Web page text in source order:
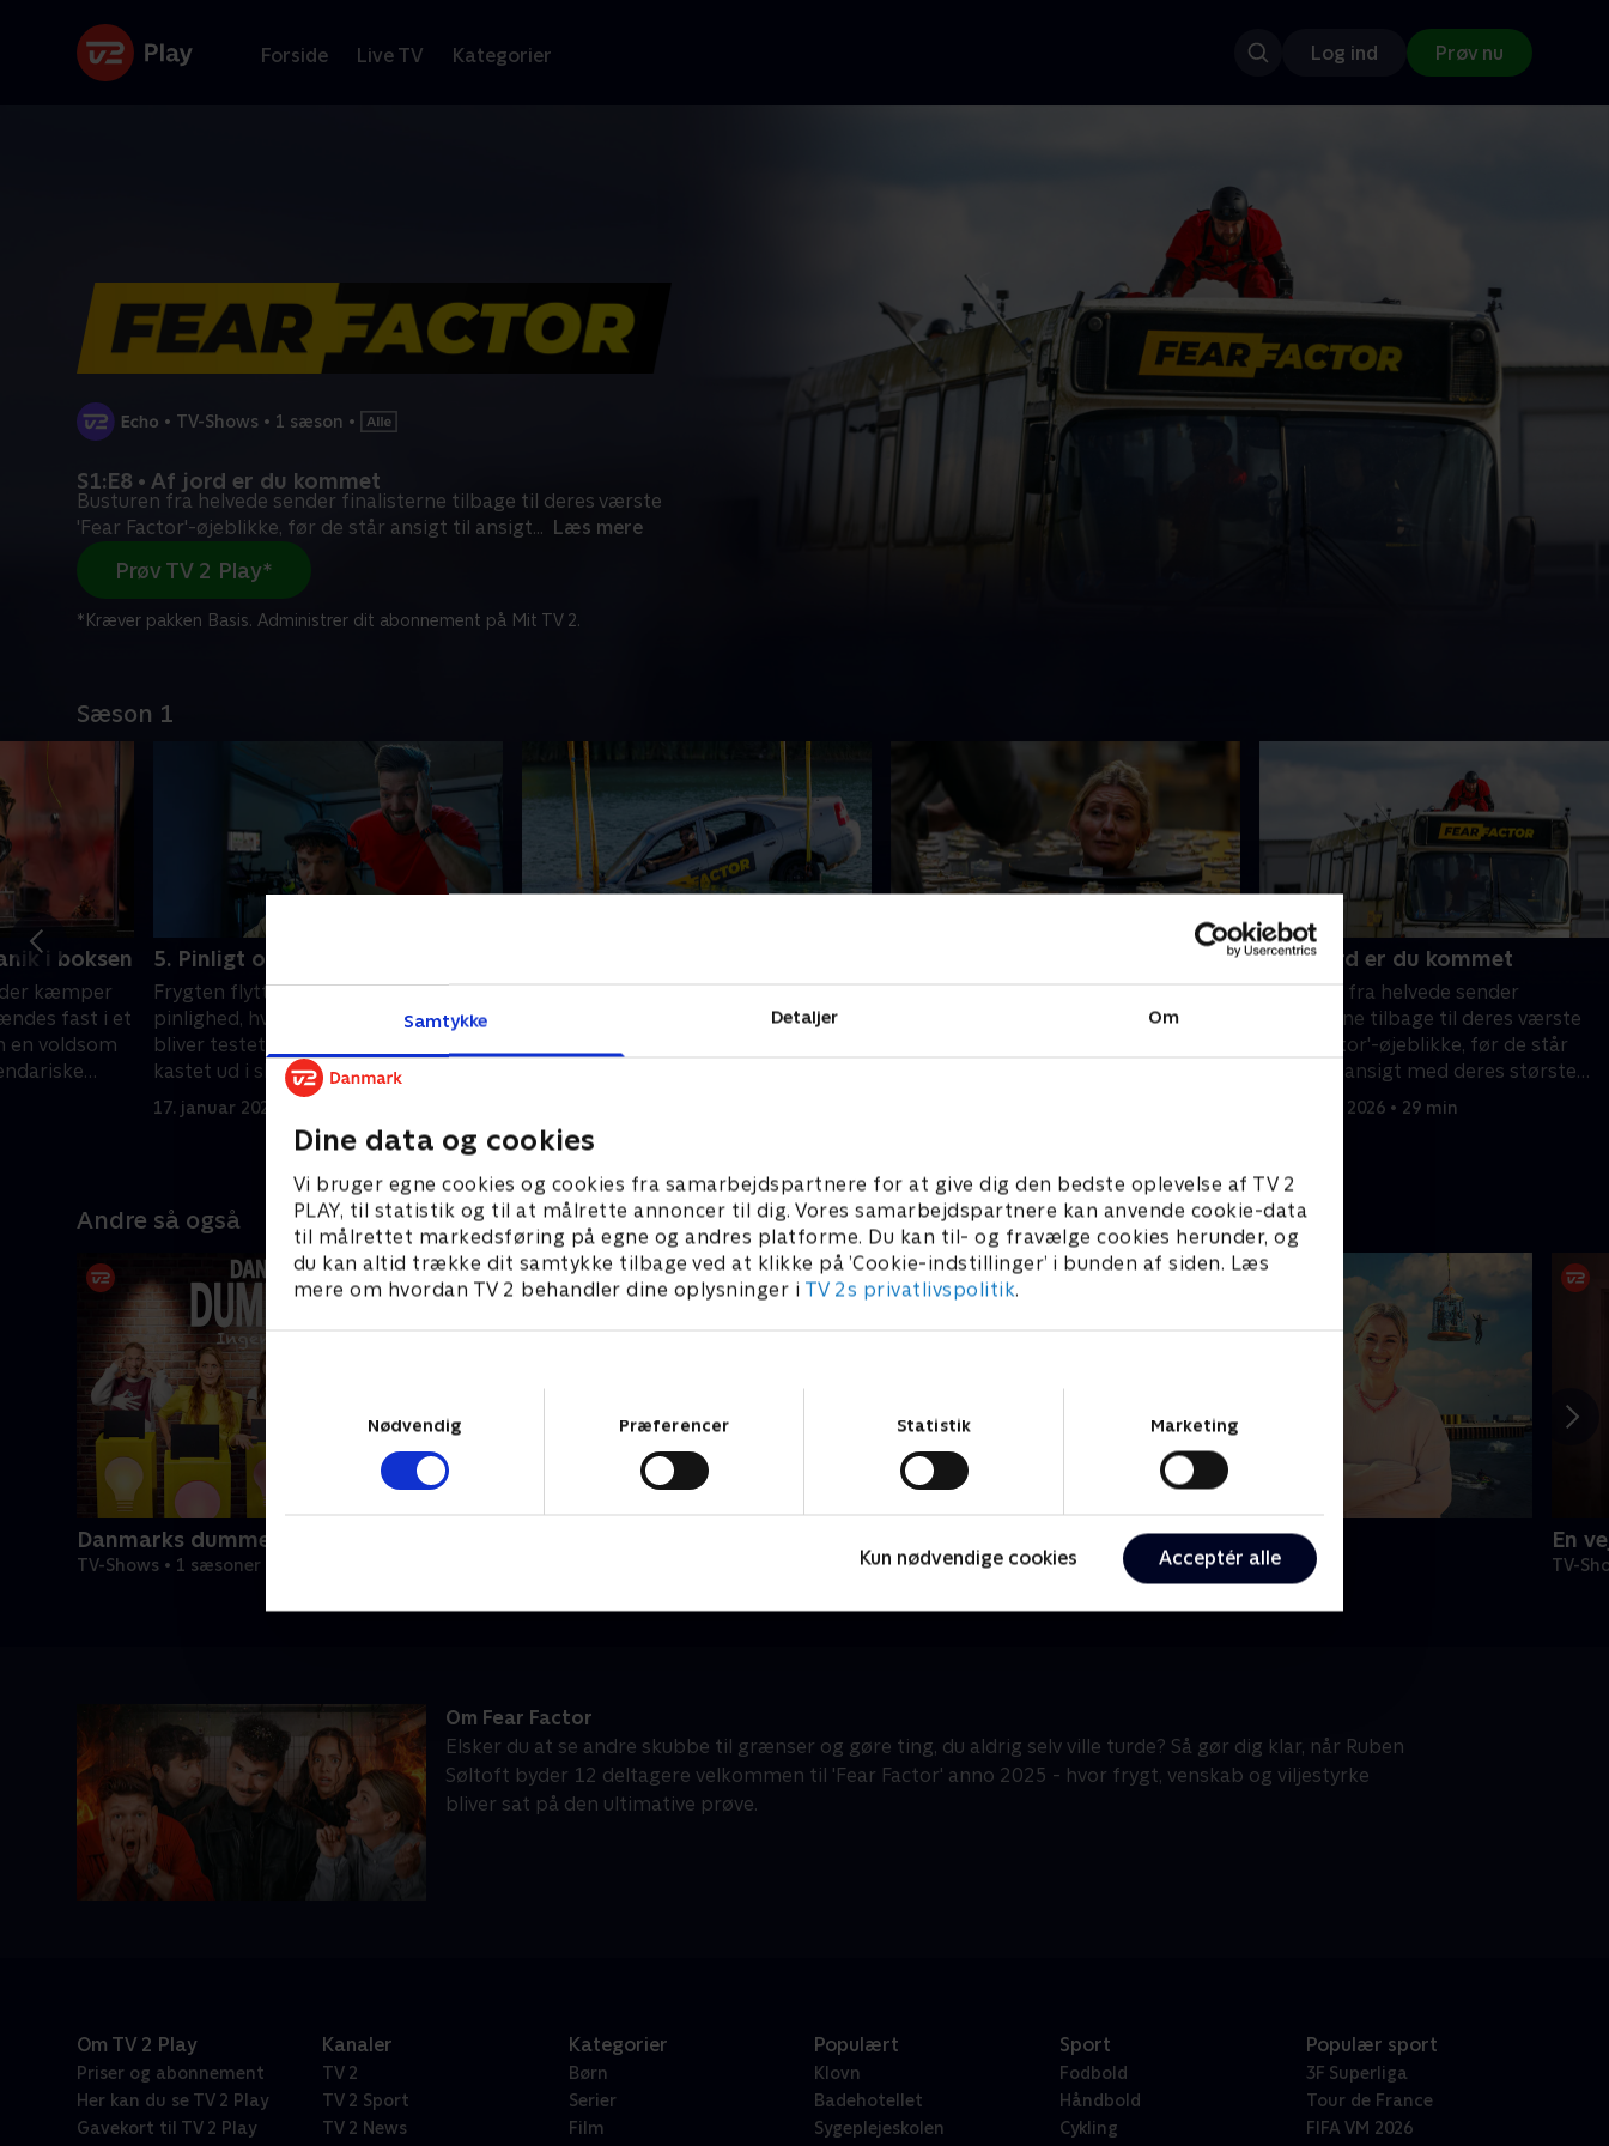
Samtykke Detaljer Om
Dine data og cookies
Vi bruger egne cookies og cookies fra samarbejdspartnere for at give dig den bedste oplevelse af TV 2
PLAY, til statistik og til at målrette annoncer til dig. Vores samarbejdspartnere kan anvende cookie-data
til målrettet markedsføring på egne og andres platforme. Du kan til- og fravælge cookies herunder, og
du kan altid trække dit samtykke tilbage ved at klikke på ’Cookie-indstillinger’ i bunden af siden. Læs
mere om hvordan TV 2 behandler dine oplysninger i TV 2s privatlivspolitik.
Nødvendig
Præferencer Statistik Marketing
Kun nødvendige cookies Acceptér alle
Forside Live TV Kategorier Log ind Prøv nu
• TV-Shows • 1 sæson •
S1:E8 • Af jord er du kommet
Busturen fra helvede sender finalisterne tilbage til deres værste
'Fear Factor'-øjeblikke, før de står ansigt til ansigt... Læs mere
Prøv TV 2 Play*
*Kræver pakken Basis. Administrer dit abonnement på Mit TV 2.
Sæson 1
i boksen
kæmper
fast i et
en voldsom
5. Pinligt og klamt
Frygten flytter fra højder og kryb til
pinlighed, hvor helt andre grænser
bliver testet, når deltagerne bliver
kastet ud i skjult kamera med Ruben i
øret.
17. januar 2026 • 31 min
tilbage på frygtindgydende vis, og
For at vinde en plads i finalen er de
8. Af jord er du kommet
Busturen fra helvede sender
finalisterne tilbage til deres værste
'Fear Factor'-øjeblikke, før de står
ansigt til ansigt med deres største
7. februar 2026 • 29 min
Andre så også
Danmarks dummeste
TV-Shows • 1 sæsoner
Boksen
TV-Shows • 1 sæsoner
En
TV-
Om Fear Factor
Elsker du at se andre skubbe til grænser og gøre ting, du aldrig selv ville turde? Så gør dig klar, når Ruben
Søltoft byder 12 deltagere velkommen til 'Fear Factor' anno 2025 - hvor frygt, venskab og viljestyrke
bliver sat på den ultimative prøve.
Om TV 2 Play
Priser og abonnement
Her kan du se TV 2 Play
Gavekort til TV 2 Play
Kanaler
TV 2
TV 2 Sport
TV 2 News
Kategorier
Børn
Serier
Film
Populært
Klovn
Badehotellet
Sygeplejeskolen
Sport
Fodbold
Håndbold
Cykling
Populær sport
3F Superliga
Tour de France
FIFA VM 2026